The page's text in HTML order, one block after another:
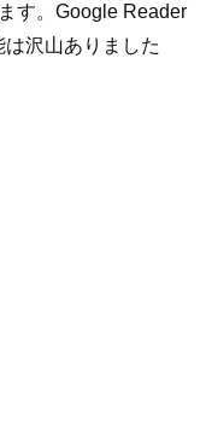
す。Google Reader
沢山ありました